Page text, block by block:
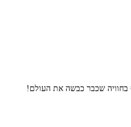
בחוויה שכבר כבשה את העולם!